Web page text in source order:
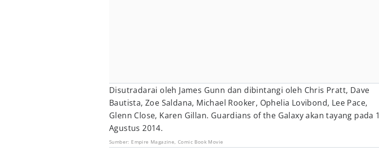
Disutradarai oleh James Gunn dan dibintangi oleh Chris Pratt, Dave
Bautista, Zoe Saldana, Michael Rooker, Ophelia Lovibond, Lee Pace,
Glenn Close, Karen Gillan. Guardians of the Galaxy akan tayang pada 1
Agustus 2014.
Sumber: Empire Magazine, Comic Book Movie